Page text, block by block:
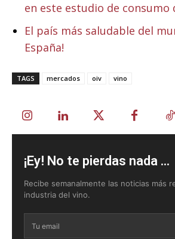
en este estudio de consumo
El país más saludable del
España!
TAGS mercados oiv vino
¡Ey! No te pierdas nada ...
Recibe semanalmente las noticias más
industria del vino.